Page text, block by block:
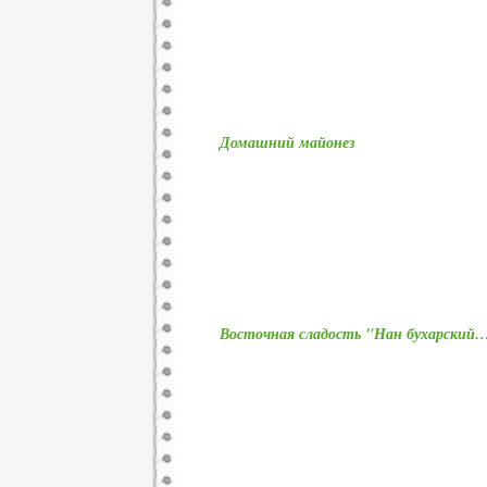
Домашний майонез
Восточная сладость "Нан